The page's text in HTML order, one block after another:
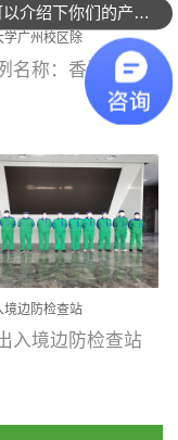
分支机构生产光
净醛王、祛味剂等
产品，保质保量
任务，确保全国
质优势团队优势分
优吸环保是一棵正
长的树，只要我们
爱护她、珍惜她、
来越枝繁叶茂，终
一棵参天大树！
截止2020年拥有
家网点分支机构。
湾江门市蓬江区
学广州校区除
满完成
名称：香港科技
区室内空气治
案例地址：广
·香港科技大学(广
工程案...
境边防检查站
空气治理项目
入境边防检查站
你们是怎么收费的呢